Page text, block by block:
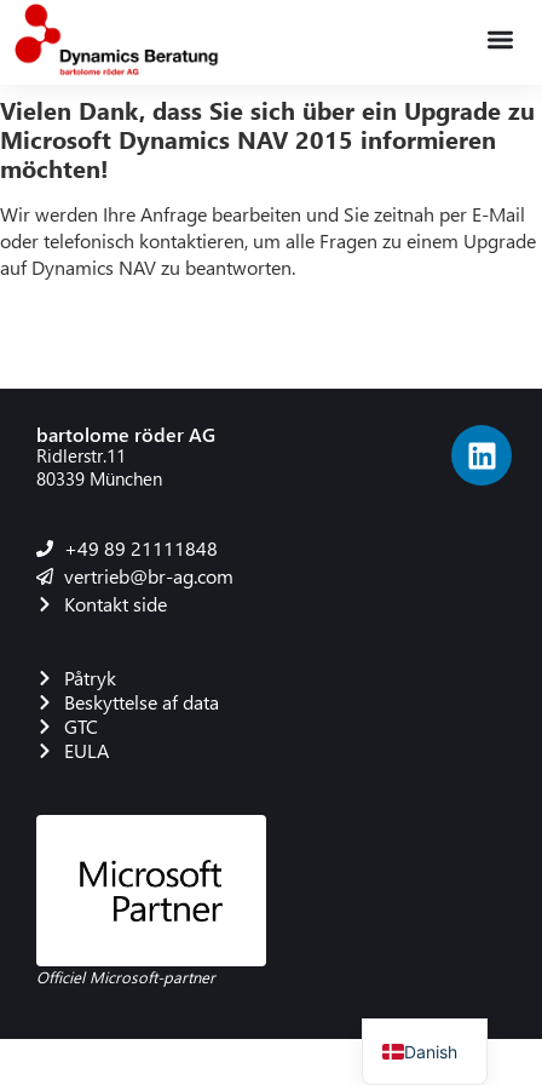
Vielen Dank, dass Sie sich über ein Upgrade zu
Microsoft Dynamics NAV 2015 informieren
möchten!
Wir werden Ihre Anfrage bearbeiten und Sie zeitnah per E-Mail
oder telefonisch kontaktieren, um alle Fragen zu einem Upgrade
auf Dynamics NAV zu beantworten.
bartolome röder AG
Ridlerstr.11
80339 München
+49 89 21111848
vertrieb@br-ag.com
Kontakt side
Påtryk
Beskyttelse af data
GTC
EULA
Officiel Microsoft-partner
Danish